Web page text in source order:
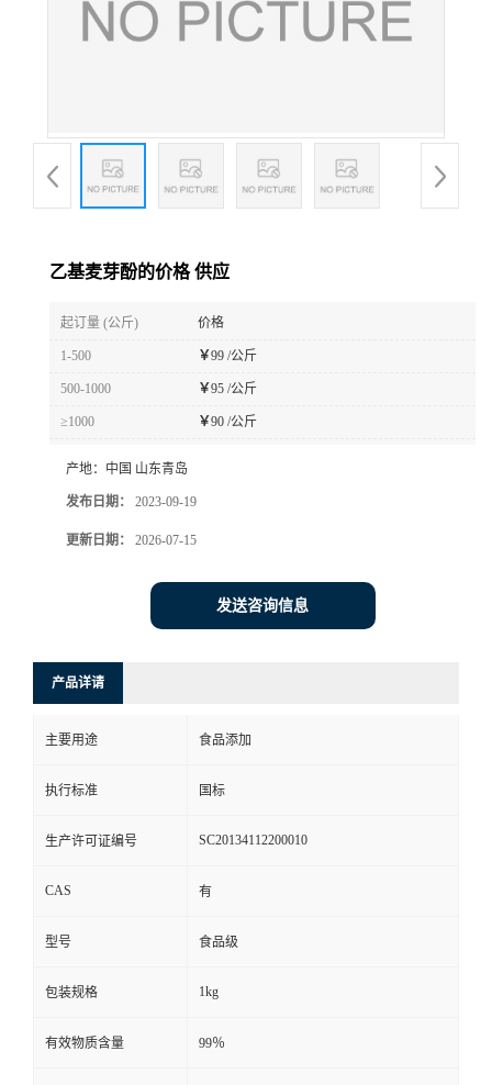
乙基麦芽酚的价格 供应
起订量 (公斤) 价格
1-500 ￥99 /公斤
500-1000 ￥95 /公斤
≥1000 ￥90 /公斤
产地： 中国 山东青岛
发布日期： 2023-09-19
更新日期： 2026-07-15
发送咨询信息
产品详请
主要用途 食品添加
执行标准 国标
生产许可证编号 SC20134112200010
CAS 有
型号 食品级
包装规格 1kg
有效物质含量 99％